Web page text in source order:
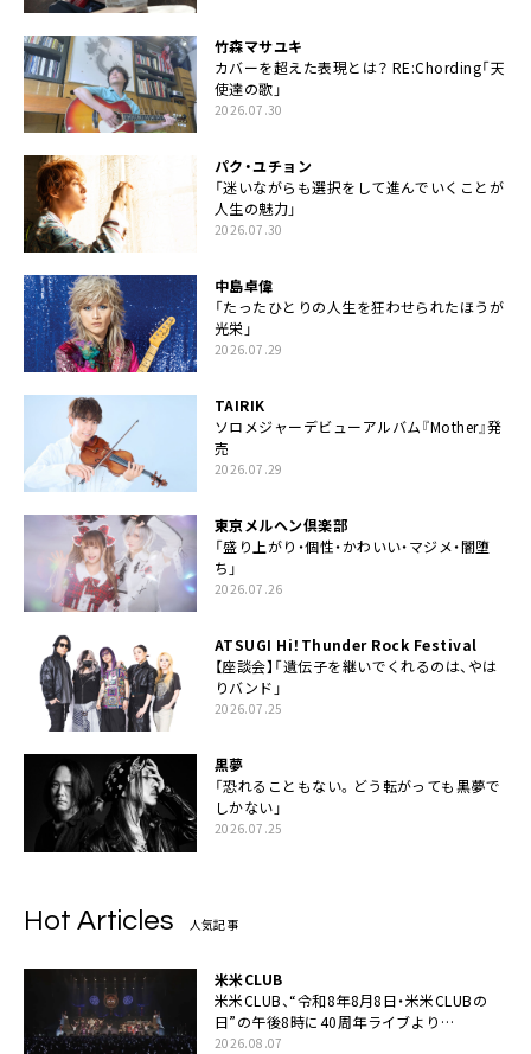
竹森マサユキ
カバーを超えた表現とは？ RE:Chording「天
使達の歌」
2026.07.30
パク・ユチョン
「迷いながらも選択をして進んでいくことが
人生の魅力」
2026.07.30
中島卓偉
「たったひとりの人生を狂わせられたほうが
光栄」
2026.07.29
TAIRIK
ソロメジャーデビューアルバム『Mother』発
売
2026.07.29
東京メルヘン倶楽部
「盛り上がり・個性・かわいい・マジメ・闇堕
ち」
2026.07.26
ATSUGI Hi！Thunder Rock Festival
【座談会】「遺伝子を継いでくれるのは、やは
りバンド」
2026.07.25
黒夢
「恐れることもない。どう転がっても黒夢で
しかない」
2026.07.25
Hot Articles 人気記事
米米CLUB
米米CLUB、“令和8年8月8日・米米CLUBの
日”の午後8時に40周年ライブより
「FANtachy medley」を88年限定公開
2026.08.07